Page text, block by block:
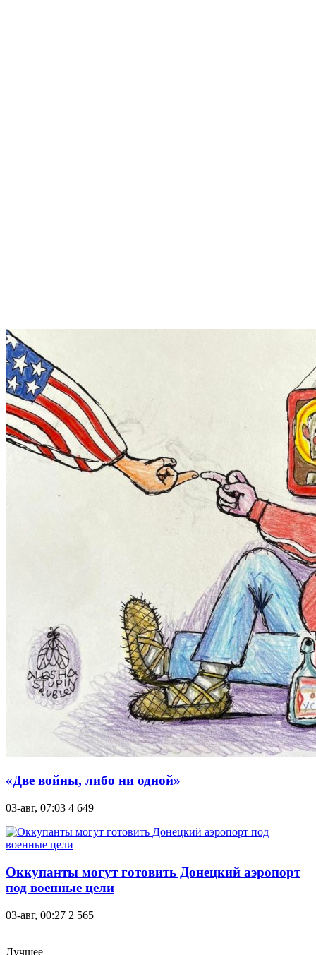
«Две войны, либо ни одной»
03-авг, 07:03 4 649
Оккупанты могут готовить Донецкий аэропорт
под военные цели
03-авг, 00:27 2 565
Лучшее